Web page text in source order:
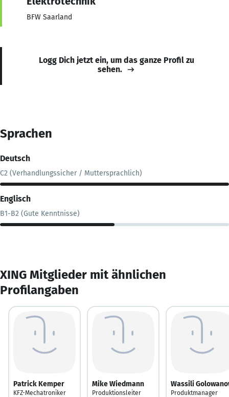
BFW Saarland
Logg Dich jetzt ein, um das ganze Profil zu
sehen.
Sprachen
Deutsch
C2 (Verhandlungssicher / Muttersprachlich)
Englisch
B1-B2 (Gute Kenntnisse)
XING Mitglieder mit ähnlichen
Profilangaben
Patrick Kemper
KFZ-Mechatroniker
Mike Wiedmann
Produktionsleiter
Wassili
Produktmanager